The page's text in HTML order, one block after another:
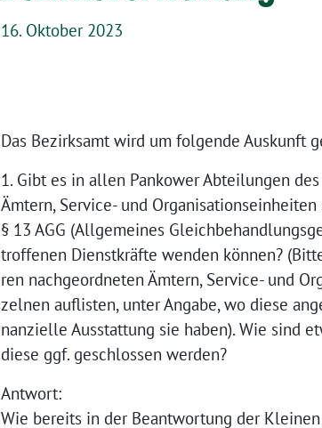
16. Oktober 2023
Das Bezirksamt wird um folgende Auskunft
1. Gibt es in allen Pankower Abteilungen
Ämtern, Service- und
§ 13 AGG (Allgemeines
troffenen Dienstkräfte wenden können?
ren nachgeordneten Ämtern, Service- und
zelnen auflisten, unter Angabe, wo diese
nanzielle Ausstattung sie haben). Wie sind
diese ggf. geschlossen werden?
Antwort:
Wie bereits in der Beantwortung der